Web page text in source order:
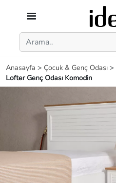
Anasayfa > Çocuk & Genç Odası >
Lofter Genç Odası Komodin